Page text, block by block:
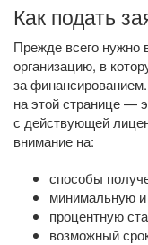
Как подать
Прежде всего
организацию, в
за
на этой странице —
с действующей
внимание на:
способы
минимальную
процентную
возможный